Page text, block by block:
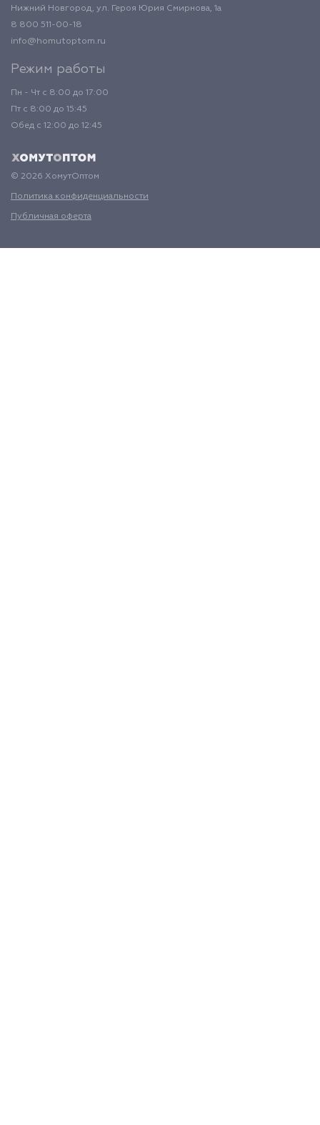
Нижний Новгород, ул. Героя Юрия Смирнова, 1а
8 800 511-00-18
info@homutoptom.ru
Режим работы
Пн - Чт с 8:00 до 17:00
Пт с 8:00 до 15:45
Обед с 12:00 до 12:45
© 2026 ХомутОптом
Политика конфиденциальности
Публичная оферта